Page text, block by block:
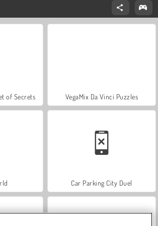
of Secrets VegaMix Da Vinci Puzzles
Car Parking City Duel